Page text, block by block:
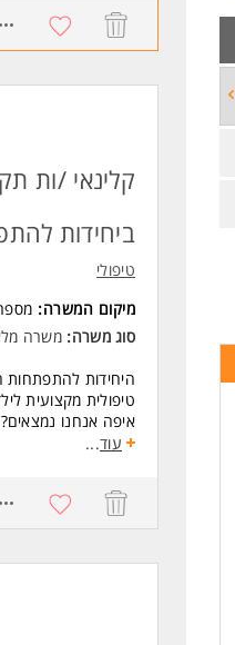
קלינאי /ות
ביחידות
טיפולי
מיקום המשרה:
סוג משרה: משרה
היחידות להתפתחות
טיפולית מקצועית לילדים ובני
איפה אנחנו נמצאים?
קרית אונו | ראשון
התאמה אישית: אצלנו
גמישות מקסימלית:
בשעות שנוחות לכם.
"הכנה לקליניקה"
עוד...